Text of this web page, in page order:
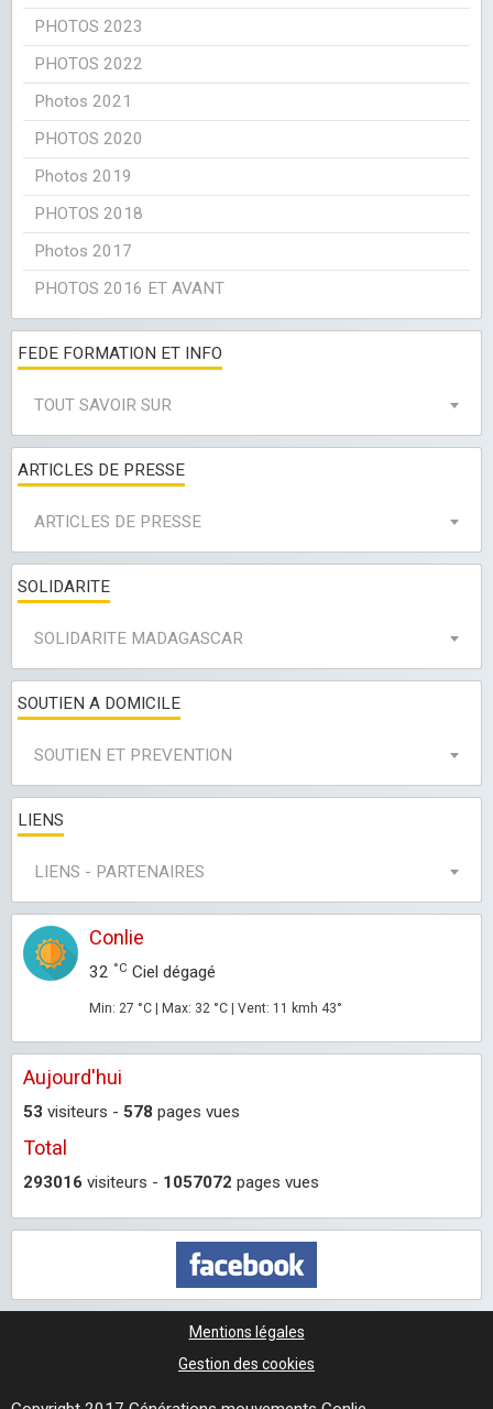
PHOTOS 2023
PHOTOS 2022
Photos 2021
PHOTOS 2020
Photos 2019
PHOTOS 2018
Photos 2017
PHOTOS 2016 ET AVANT
FEDE FORMATION ET INFO
TOUT SAVOIR SUR
ARTICLES DE PRESSE
ARTICLES DE PRESSE
SOLIDARITE
SOLIDARITE MADAGASCAR
SOUTIEN A DOMICILE
SOUTIEN ET PREVENTION
LIENS
LIENS - PARTENAIRES
Conlie
32 °C Ciel dégagé
Min: 27 °C | Max: 32 °C | Vent: 11 kmh 43°
Aujourd'hui
53 visiteurs - 578 pages vues
Total
293016 visiteurs - 1057072 pages vues
Mentions légales
Gestion des cookies